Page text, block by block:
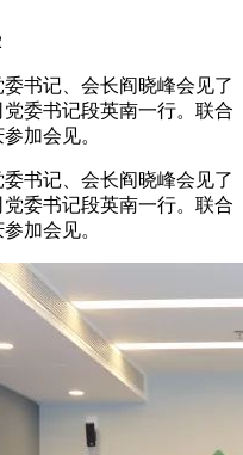
书记、会长阎晓峰会见了
委书记段英南一行。联合
加会见。
书记、会长阎晓峰会见了
委书记段英南一行。联合
加会见。